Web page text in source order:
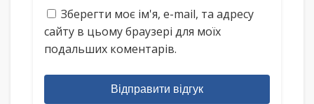
Зберегти моє ім'я, e-mail, та адресу
сайту в цьому браузері для моїх
подальших коментарів.
Відправити відгук